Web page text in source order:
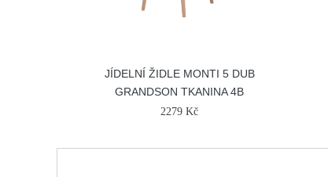
JÍDELNÍ ŽIDLE MONTI 5 DUB
GRANDSON TKANINA 4B
2279 Kč